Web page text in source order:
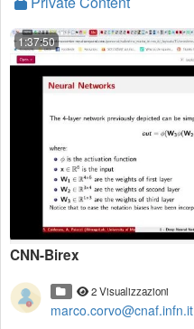
1:37:50
CNN-Birex
2 Visualizzazioni
marco.corvo@cnaf.infn.it